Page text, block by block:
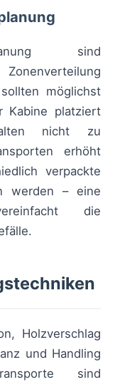
sind
möglichst
Kabine platziert
nicht zu
erhöht
verpackte
werden – eine
die
Holzverschlag
und Handling
sind